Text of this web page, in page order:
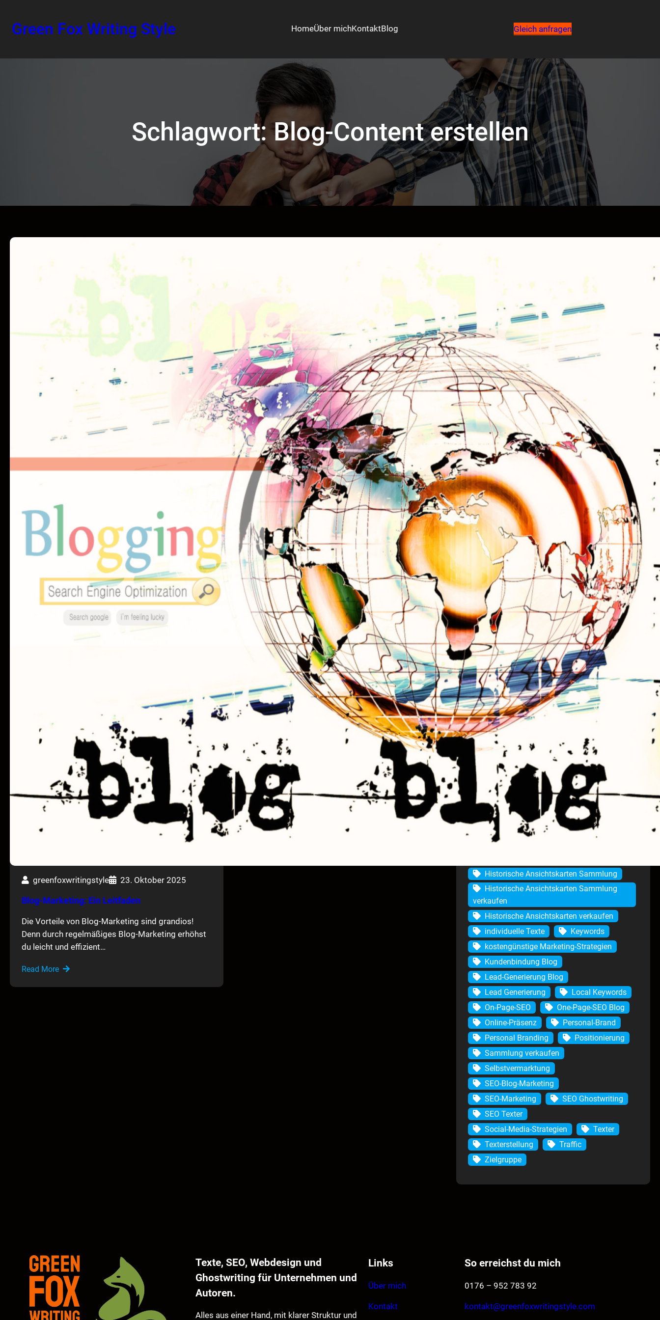
Green Fox Writing Style HomeÜber michKontaktBlog Gleich anfragen
Schlagwort:Blog-Content erstellen
greenfoxwritingstyle 23. Oktober 2025
Blog-Marketing: Ein Leitfaden
Die Vorteile von Blog-Marketing sind grandios!
Denn durch regelmäßiges Blog-Marketing erhöhst
du leicht und effizient…
Read More
Latest Posts
Ansichtskarten Sammlung
verkaufen: Warum ein
Sammlungsreport Zeit, Geld
und Nerven spart
Blog-Marketing: Ein
Leitfaden
Ghostwriting für SEO und
Autoren
Personal Branding: Wie man
eine starke persönliche
Marke aufbaut
SEO Texter vs. ChatGPT
Categories
Blog-Marketing
Ghostwriting
Marketing-Strategien
Personal Branding
Tags
Algorithmen
Ansichtskarten Sammlung verkaufen
Ansichtskarten verkaufen
authentische starke Marke
Blog-Autorität aufbauen
Blog-Content
Blog-Content erstellen
Blog-Marketing
Blog-Optimierung
ChatGPT
einzigartig
Expertenstatus
Ghostwriting
Ghostwriting für Autoren
Ghostwriting für Blogmarketing
Historische Ansichtskarten Sammlung
Historische Ansichtskarten Sammlung
verkaufen
Historische Ansichtskarten verkaufen
individuelle Texte
Keywords
kostengünstige Marketing-Strategien
Kundenbindung Blog
Lead-Generierung Blog
Lead Generierung
Local Keywords
On-Page-SEO
One-Page-SEO Blog
Online-Präsenz
Personal-Brand
Personal Branding
Positionierung
Sammlung verkaufen
Selbstvermarktung
SEO-Blog-Marketing
SEO-Marketing
SEO Ghostwriting
SEO Texter
Social-Media-Strategien
Texter
Texterstellung
Traffic
Zielgruppe
Texte, SEO, Webdesign und
Ghostwriting für Unternehmen und
Autoren.
Alles aus einer Hand, mit klarer Struktur und
Links
Über mich
Kontakt
So erreichst du mich
0176 – 952 783 92
kontakt@greenfoxwritingstyle.com